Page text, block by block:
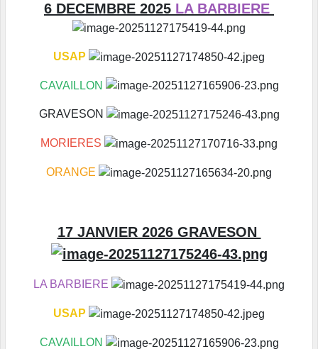
6 DECEMBRE 2025 LA BARBIERE
USAP
CAVAILLON
GRAVESON
MORIERES
ORANGE
17 JANVIER 2026 GRAVESON
LA BARBIERE
USAP
CAVAILLON